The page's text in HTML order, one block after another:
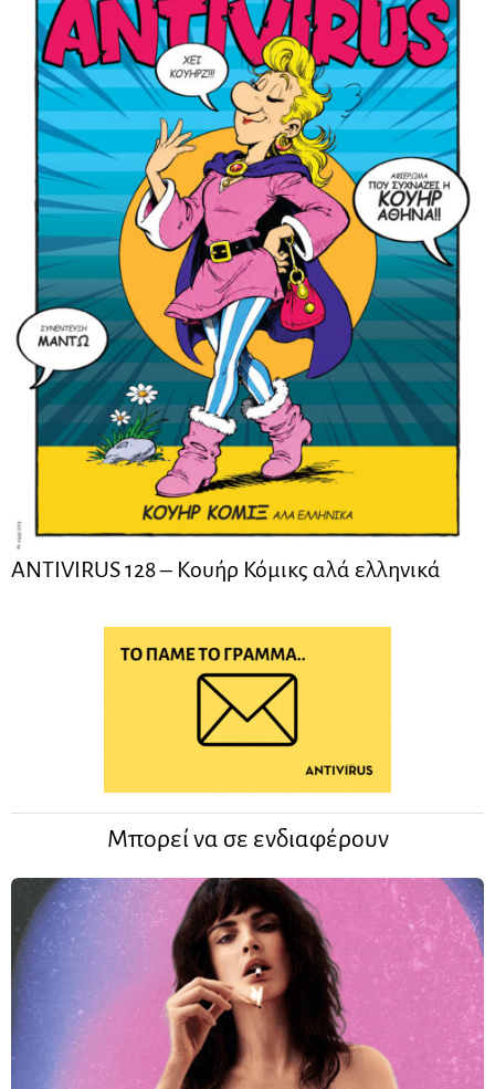
ANTIVIRUS 128 – Kουήρ Κόμικς αλά ελληνικά
Μπορεί να σε ενδιαφέρουν